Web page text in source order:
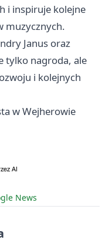
i inspiruje kolejne
muzycznych.
Janus oraz
tylko nagroda, ale
i kolejnych
w Wejherowie
News